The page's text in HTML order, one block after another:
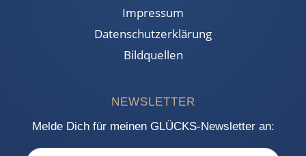
Impressum
Datenschutzerklärung
Bildquellen
NEWSLETTER
Melde Dich für meinen GLÜCKS-Newsletter an: